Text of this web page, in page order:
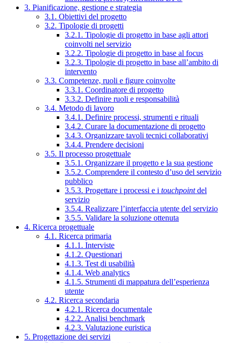
3. Pianificazione, gestione e strategia
3.1. Obiettivi del progetto
3.2. Tipologie di progetti
3.2.1. Tipologie di progetto in base agli attori
coinvolti nel servizio
3.2.2. Tipologie di progetto in base al focus
3.2.3. Tipologie di progetto in base all’ambito di
intervento
3.3. Competenze, ruoli e figure coinvolte
3.3.1. Coordinatore di progetto
3.3.2. Definire ruoli e responsabilità
3.4. Metodo di lavoro
3.4.1. Definire processi, strumenti e rituali
3.4.2. Curare la documentazione di progetto
3.4.3. Organizzare tavoli tecnici collaborativi
3.4.4. Prendere decisioni
3.5. Il processo progettuale
3.5.1. Organizzare il progetto e la sua gestione
3.5.2. Comprendere il contesto d’uso del servizio
pubblico
3.5.3. Progettare i processi e i touchpointdel
servizio
3.5.4. Realizzare l’interfaccia utente del servizio
3.5.5. Validare la soluzione ottenuta
4. Ricerca progettuale
4.1. Ricerca primaria
4.1.1. Interviste
4.1.2. Questionari
4.1.3. Test di usabilità
4.1.4. Web analytics
4.1.5. Strumenti di mappatura dell’esperienza
utente
4.2. Ricerca secondaria
4.2.1. Ricerca documentale
4.2.2. Analisi benchmark
4.2.3. Valutazione euristica
5. Progettazione dei servizi